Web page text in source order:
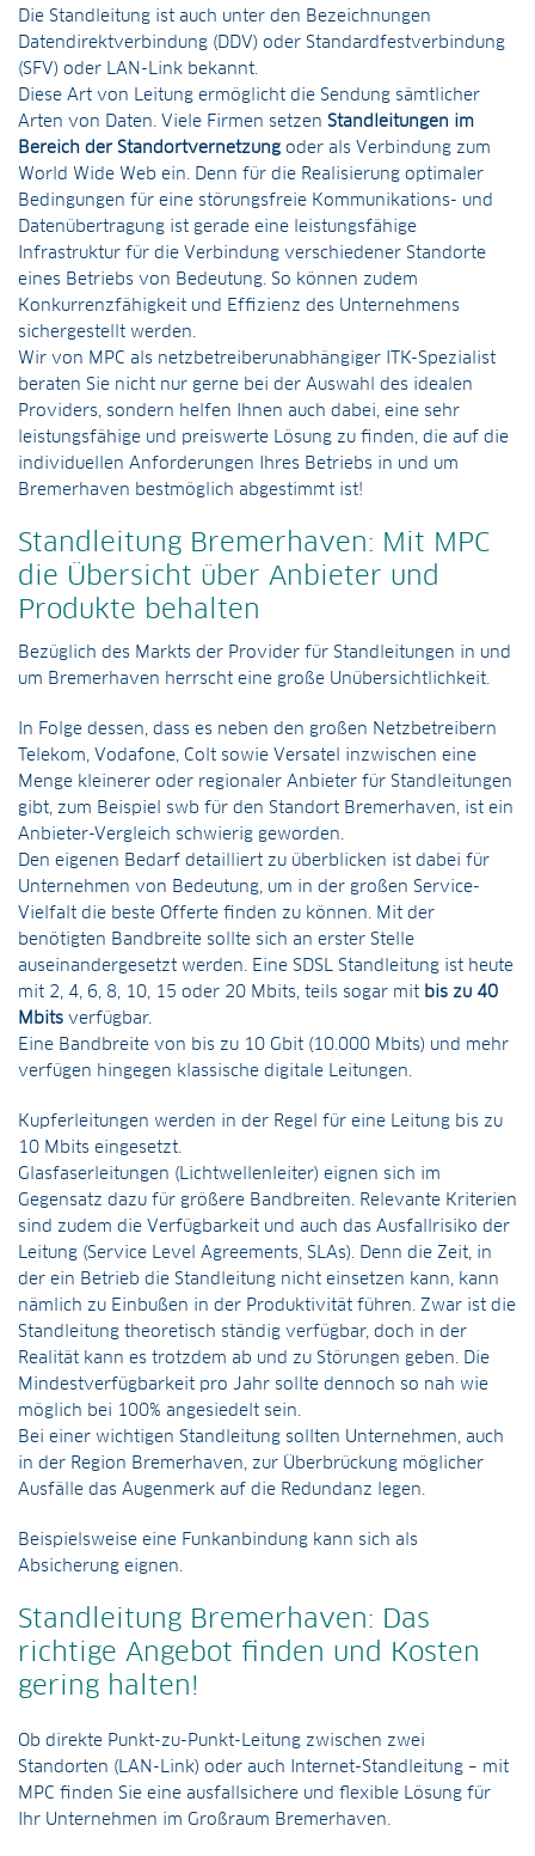
Die Standleitung ist auch unter den Bezeichnungen
Datendirektverbindung (DDV) oder Standardfestverbindung
(SFV) oder LAN-Link bekannt.
Diese Art von Leitung ermöglicht die Sendung sämtlicher
Arten von Daten. Viele Firmen setzen Standleitungen im
Bereich der Standortvernetzung oder als Verbindung zum
World Wide Web ein. Denn für die Realisierung optimaler
Bedingungen für eine störungsfreie Kommunikations- und
Datenübertragung ist gerade eine leistungsfähige
Infrastruktur für die Verbindung verschiedener Standorte
eines Betriebs von Bedeutung. So können zudem
Konkurrenzfähigkeit und Effizienz des Unternehmens
sichergestellt werden.
Wir von MPC als netzbetreiberunabhängiger ITK-Spezialist
beraten Sie nicht nur gerne bei der Auswahl des idealen
Providers, sondern helfen Ihnen auch dabei, eine sehr
leistungsfähige und preiswerte Lösung zu finden, die auf die
individuellen Anforderungen Ihres Betriebs in und um
Bremerhaven bestmöglich abgestimmt ist!
Standleitung Bremerhaven: Mit MPC
die Übersicht über Anbieter und
Produkte behalten
Bezüglich des Markts der Provider für Standleitungen in und
um Bremerhaven herrscht eine große Unübersichtlichkeit.
In Folge dessen, dass es neben den großen Netzbetreibern
Telekom, Vodafone, Colt sowie Versatel inzwischen eine
Menge kleinerer oder regionaler Anbieter für Standleitungen
gibt, zum Beispiel swb für den Standort Bremerhaven, ist ein
Anbieter-Vergleich schwierig geworden.
Den eigenen Bedarf detailliert zu überblicken ist dabei für
Unternehmen von Bedeutung, um in der großen Service-
Vielfalt die beste Offerte finden zu können. Mit der
benötigten Bandbreite sollte sich an erster Stelle
auseinandergesetzt werden. Eine SDSL Standleitung ist heute
mit 2, 4, 6, 8, 10, 15 oder 20 Mbits, teils sogar mit bis zu 40
Mbits verfügbar.
Eine Bandbreite von bis zu 10 Gbit (10.000 Mbits) und mehr
verfügen hingegen klassische digitale Leitungen.
Kupferleitungen werden in der Regel für eine Leitung bis zu
10 Mbits eingesetzt.
Glasfaserleitungen (Lichtwellenleiter) eignen sich im
Gegensatz dazu für größere Bandbreiten. Relevante Kriterien
sind zudem die Verfügbarkeit und auch das Ausfallrisiko der
Leitung (Service Level Agreements, SLAs). Denn die Zeit, in
der ein Betrieb die Standleitung nicht einsetzen kann, kann
nämlich zu Einbußen in der Produktivität führen. Zwar ist die
Standleitung theoretisch ständig verfügbar, doch in der
Realität kann es trotzdem ab und zu Störungen geben. Die
Mindestverfügbarkeit pro Jahr sollte dennoch so nah wie
möglich bei 100% angesiedelt sein.
Bei einer wichtigen Standleitung sollten Unternehmen, auch
in der Region Bremerhaven, zur Überbrückung möglicher
Ausfälle das Augenmerk auf die Redundanz legen.
Beispielsweise eine Funkanbindung kann sich als
Absicherung eignen.
Standleitung Bremerhaven: Das
richtige Angebot finden und Kosten
gering halten!
Ob direkte Punkt-zu-Punkt-Leitung zwischen zwei
Standorten (LAN-Link) oder auch Internet-Standleitung – mit
MPC finden Sie eine ausfallsichere und flexible Lösung für
Ihr Unternehmen im Großraum Bremerhaven.